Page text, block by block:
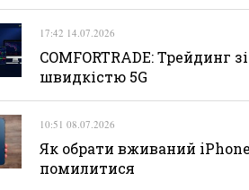
17:42 14.07.2026
COMFORTRADE: Трейдинг зі
швидкістю 5G
10:51 08.07.2026
Як обрати вживаний iPhone
помилитися